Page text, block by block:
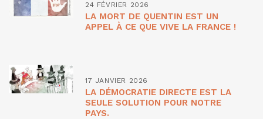
24 FÉVRIER 2026
LA MORT DE QUENTIN EST UN
APPEL À CE QUE VIVE LA FRANCE !
17 JANVIER 2026
LA DÉMOCRATIE DIRECTE EST LA
SEULE SOLUTION POUR NOTRE
PAYS.